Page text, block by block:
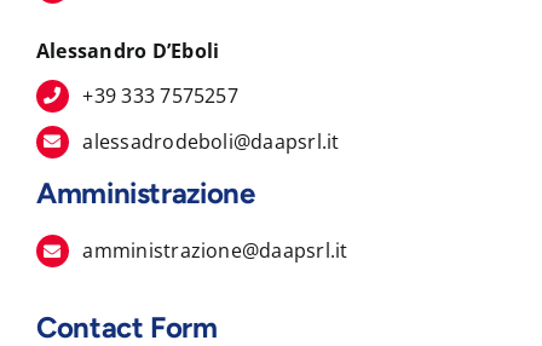
Alessandro D’Eboli
+39 333 7575257
alessadrodeboli@daapsrl.it
Amministrazione
amministrazione@daapsrl.it
Contact Form